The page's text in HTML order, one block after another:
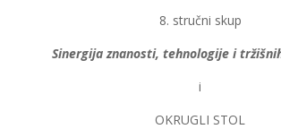
8. stručni skup
Sinergija znanosti, tehnologije i
i
OKRUGLI STOL